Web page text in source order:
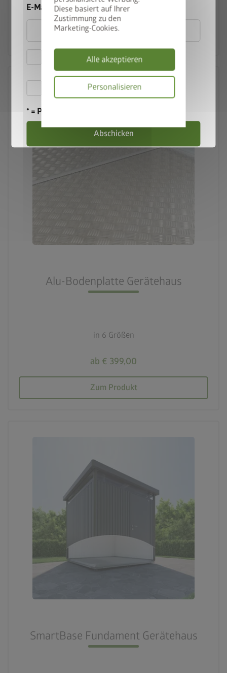
Diese basiert auf Ihrer
Zustimmung zu den
Marketing-Cookies.
Alle akzeptieren
Personalisieren
ab € 199,00
Zum Produkt
Alu-Bodenplatte Gerätehaus
in 6 Größen
ab € 399,00
Zum Produkt
SmartBase Fundament Gerätehaus
E-Mail
Hiermit akzeptiere ich
dieDatenschutzbestimmungen
Hiermit akzeptiere ich die
Teilnahmebedingungen.
* = Pflichtfeld
Abschicken